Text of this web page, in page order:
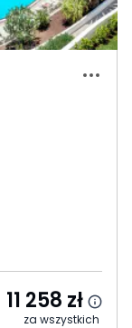
11 258 zł
za wszystkich